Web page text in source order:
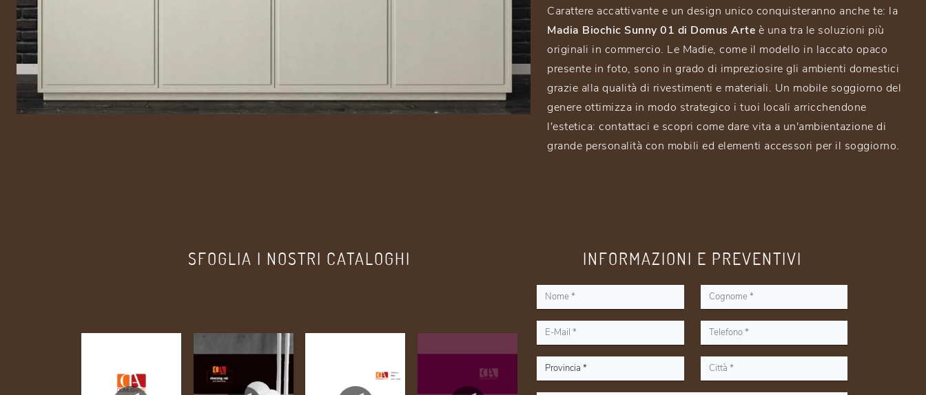
Carattere accattivante e un design unico conquisteranno anche te: la
Madia Biochic Sunny 01 di Domus Arte è una tra le soluzioni più
originali in commercio. Le Madie, come il modello in laccato opaco
presente in foto, sono in grado di impreziosire gli ambienti domestici
grazie alla qualità di rivestimenti e materiali. Un mobile soggiorno del
genere ottimizza in modo strategico i tuoi locali arricchendone
l'estetica: contattaci e scopri come dare vita a un'ambientazione di
grande personalità con mobili ed elementi accessori per il soggiorno.
SFOGLIA I NOSTRI CATALOGHI INFORMAZIONI E PREVENTIVI